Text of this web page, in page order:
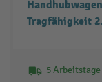
Tragfähigkeit
5 Arbeitstage